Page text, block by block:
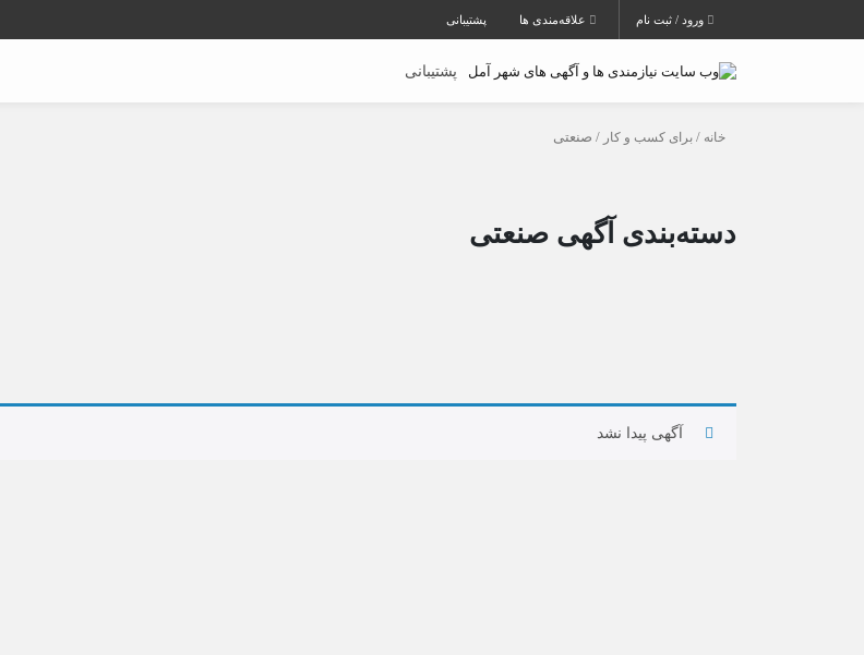
ورود / ثبت نام علاقه‌مندی ها پشتیبانی
پشتیبانی
خانه / برای کسب و کار / صنعتی
دسته‌بندی آگهی صنعتی
آگهی پیدا نشد